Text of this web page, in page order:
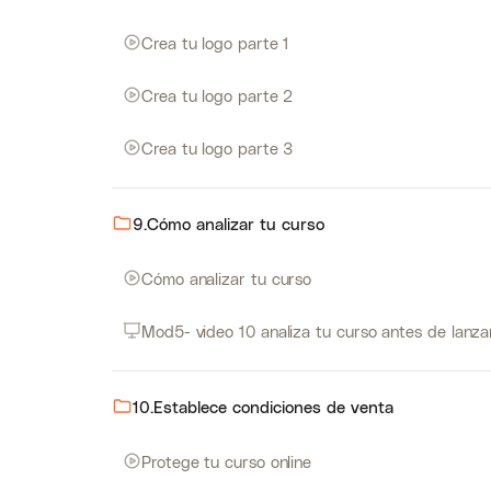
Crea tu logo parte 1
Crea tu logo parte 2
Crea tu logo parte 3
9.Cómo analizar tu curso
Cómo analizar tu curso
Mod5- video 10 analiza tu curso antes de
10.Establece condiciones de venta
Protege tu curso online